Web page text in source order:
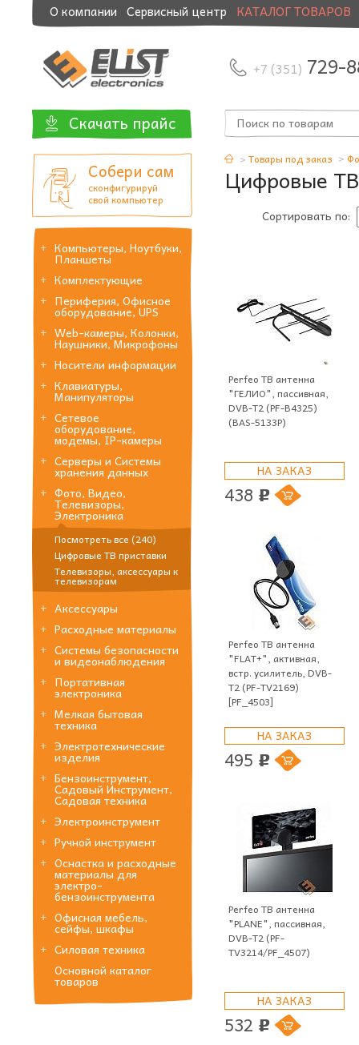
О компании Сервисный центр КАТАЛОГ ТОВАРОВ
+7 (351) 729-
Скачать прайс
Собери сам
сконфигурируй
свой компьютер
Компьютеры, Ноутбуки,
Планшеты
Комплектующие
Периферия, Офисное
оборудование, UPS
Web-камеры, Колонки,
Наушники, Микрофоны
Носители информации
Клавиатуры,
Манипуляторы
Сетевое
оборудование,
модемы, IP-камеры
Серверы и Системы
хранения данных
Фото, Видео,
Телевизоры,
Электроника
Посмотреть все (240)
Цифровые ТВ приставки
Телевизоры, аксессуары к
телевизорам
Аксессуары
Расходные материалы
Системы безопасности
и видеонаблюдения
Портативная
электроника
Мелкая бытовая
техника
Электротехнические
изделия
Бензоинструмент,
Садовый Инструмент,
Садовая техника
Электроинструмент
Ручной инструмент
Оснастка и расходные
материалы для
электро-
бензоинструмента
Офисная мебель,
сейфы, шкафы
Силовая техника
Основной каталог
товаров
Товары под заказ
Цифровые
Сортировать по:
Perfeo ТВ антенна
"ГЕЛИО", пассивная,
DVB-T2 (PF-B4325)
(BAS-5133P)
НА ЗАКАЗ
438 p
Perfeo ТВ антенна
"FLAT+", активная,
встр. усилитель, DVB-
T2 (PF-TV2169)
[PF_4503]
НА ЗАКАЗ
495 p
Perfeo ТВ антенна
"PLANE", пассивная,
DVB-T2 (PF-
TV3214/PF_4507)
НА ЗАКАЗ
532 p